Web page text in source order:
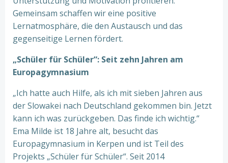
Gemeinsam schaffen wir eine positive
Lernatmosphäre, die den Austausch und das
gegenseitige Lernen fördert.
„Schüler für Schüler“: Seit zehn Jahren am
Europagymnasium
„Ich hatte auch Hilfe, als ich mit sieben Jahren aus
der Slowakei nach Deutschland gekommen bin. Jetzt
kann ich was zurückgeben. Das finde ich wichtig.“
Ema Milde ist 18 Jahre alt, besucht das
Europagymnasium in Kerpen und ist Teil des
Projekts „Schüler für Schüler“. Seit 2014